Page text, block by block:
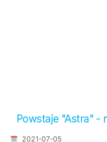
Powstaje "Astra" -
2021-07-05